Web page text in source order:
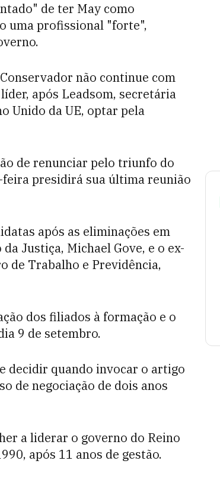
de ter May como
uma profissional "forte",
não continue com
após Leadsom, secretária
Unido da UE, optar pela
de renunciar pelo triunfo do
feira presidirá sua última reunião
após as eliminações em
Justiça, Michael Gove, e o ex-
de Trabalho e Previdência,
dos filiados à formação e o
9 de setembro.
decidir quando invocar o artigo
de negociação de dois anos
a liderar o governo do Reino
após 11 anos de gestão.